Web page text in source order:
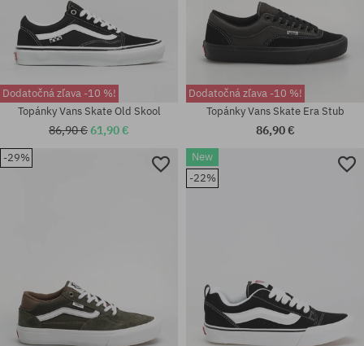
Dostupné veľkosti:
40.5; 41; 42; 42.5; 43; 44; 44.5;
46
Dodatočná zľava -10 %!
Topánky Vans Skate Old Skool
86,90 €61,90 €
Dodatočná zľava -10 %!
Topánky Vans Skate Era Stub
86,90 €
-29%
New
-22%